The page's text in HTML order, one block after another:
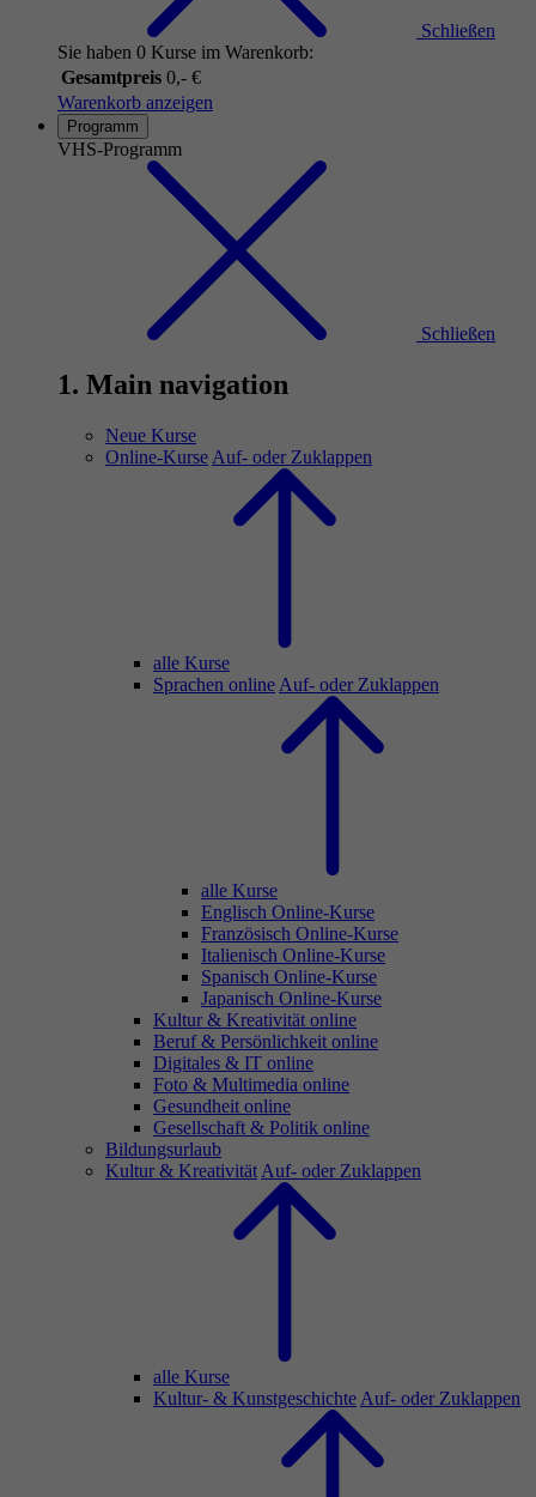
Schließen
Sie haben 0 Kurse im Warenkorb:
Gesamtpreis 0,- €
Warenkorb anzeigen
Programm
VHS-Programm
Schließen
1. Main navigation
Neue Kurse
Online-Kurse Auf- oder Zuklappen
alle Kurse
Sprachen online Auf- oder Zuklappen
alle Kurse
Englisch Online-Kurse
Französisch Online-Kurse
Italienisch Online-Kurse
Spanisch Online-Kurse
Japanisch Online-Kurse
Kultur & Kreativität online
Beruf & Persönlichkeit online
Digitales & IT online
Foto & Multimedia online
Gesundheit online
Gesellschaft & Politik online
Bildungsurlaub
Kultur & Kreativität Auf- oder Zuklappen
alle Kurse
Kultur- & Kunstgeschichte Auf- oder Zuklappen